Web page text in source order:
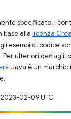
specificato, i
base alla licenza
esempi di codice
. Per ulteriori dettagli,
. Java è un
02-09 UTC.